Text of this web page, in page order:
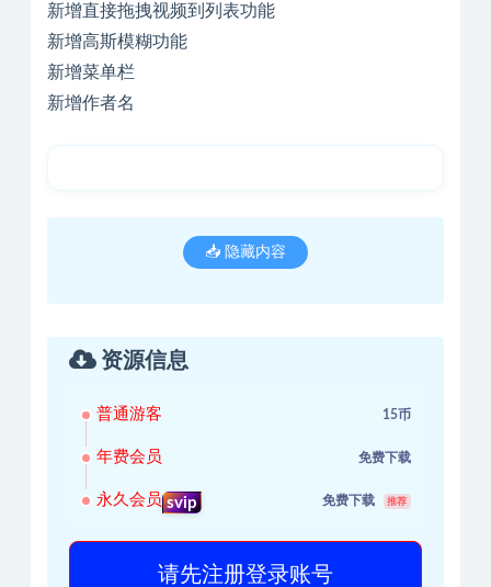
新增直接拖拽视频到列表功能
新增高斯模糊功能
新增菜单栏
新增作者名
📥 隐藏内容
资源信息
普通游客 15币
年费会员 免费下载
永久会员 svip 免费下载 推荐
请先注册登录账号